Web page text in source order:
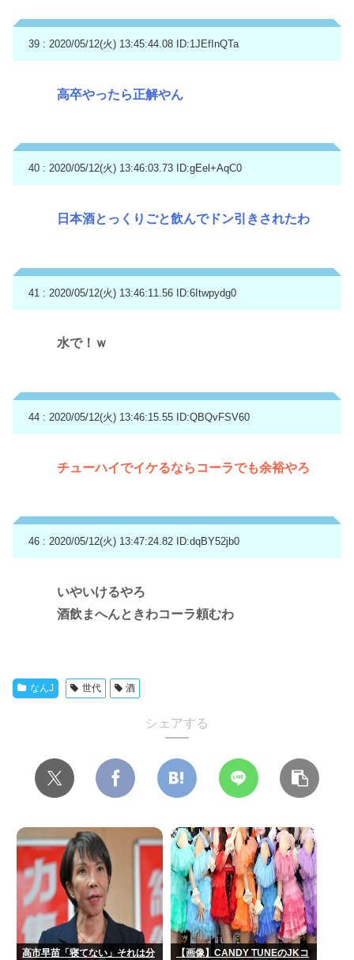
39 : 2020/05/12(火) 13:45:44.08 ID:1JEfInQTa
高卒やったら正解やん
40 : 2020/05/12(火) 13:46:03.73 ID:gEel+AqC0
日本酒とっくりごと飲んでドン引きされたわ
41 : 2020/05/12(火) 13:46:11.56 ID:6Itwpydg0
水で！ｗ
44 : 2020/05/12(火) 13:46:15.55 ID:QBQvFSV60
チューハイでイケるならコーラでも余裕やろ
46 : 2020/05/12(火) 13:47:24.82 ID:dqBY52jb0
いやいけるやろ
酒飲まへんときわコーラ頼むわ
なんJ 世代 酒
シェアする
高市早苗「寝てない」それは分
【画像】CANDY TUNEのJKコ